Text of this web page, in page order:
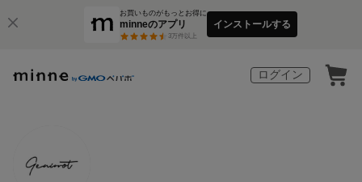
お買いものがもっとお得に
minneのアプリ
3万件以上
インストールする
ログイン